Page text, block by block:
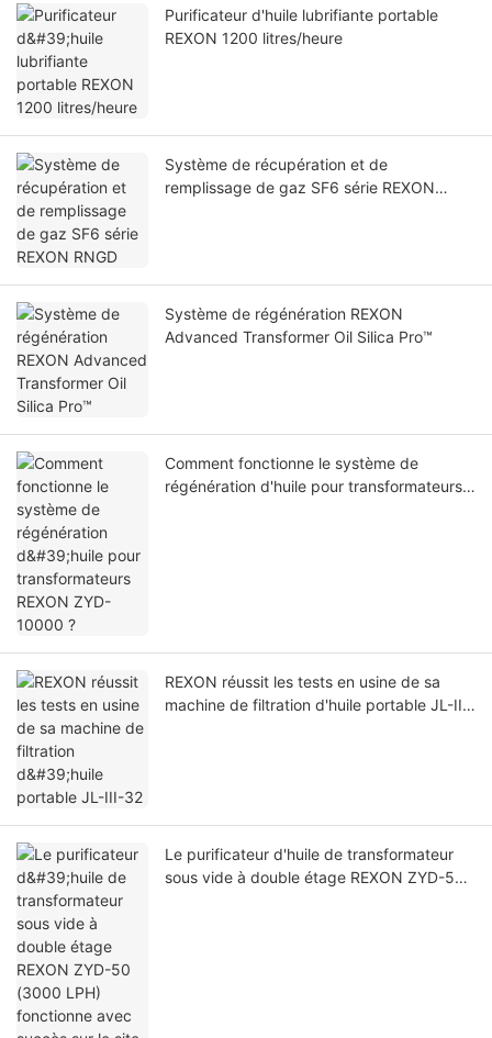
Purificateur d'huile lubrifiante portable
REXON 1200 litres/heure
Système de récupération et de
remplissage de gaz SF6 série REXON
Système de régénération REXON
Advanced Transformer Oil Silica Pro™
Comment fonctionne le système de
régénération d'huile pour transformateurs
REXON réussit les tests en usine de sa
machine de filtration d'huile portable JL-III-
Le purificateur d'huile de transformateur
sous vide à double étage REXON ZYD-50